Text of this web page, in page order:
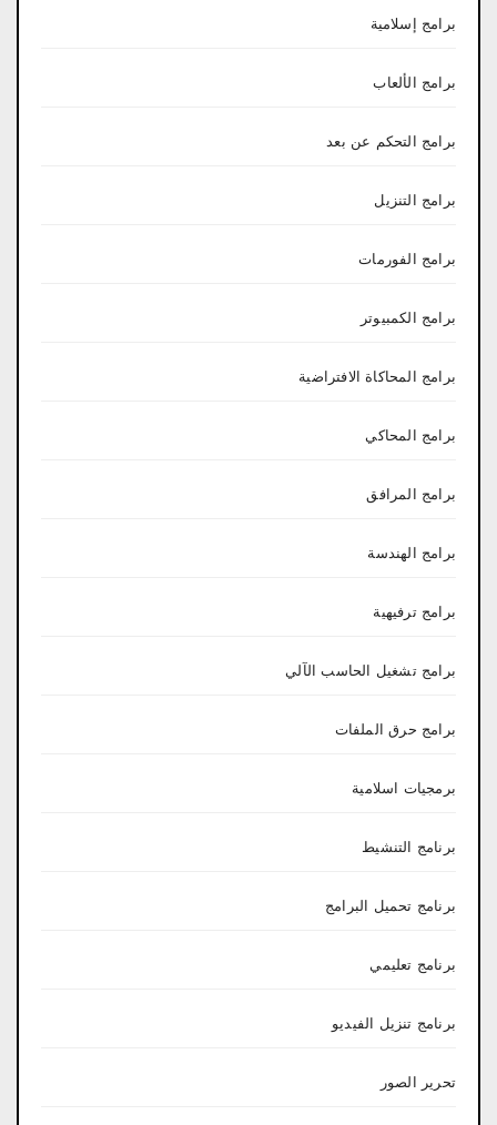
برامج إسلامية
برامج الألعاب
برامج التحكم عن بعد
برامج التنزيل
برامج الفورمات
برامج الكمبيوتر
برامج المحاكاة الافتراضية
برامج المحاكي
برامج المرافق
برامج الهندسة
برامج ترفيهية
برامج تشغيل الحاسب الآلي
برامج حرق الملفات
برمجيات اسلامية
برنامج التنشيط
برنامج تحميل البرامج
برنامج تعليمي
برنامج تنزيل الفيديو
تحرير الصور